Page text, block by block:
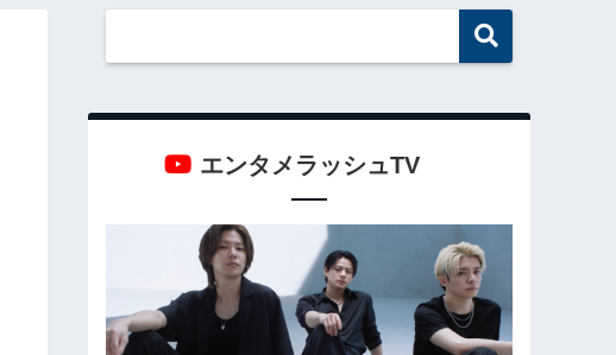
エンタメラッシュTV